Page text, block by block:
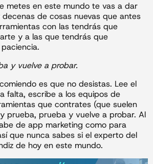
metes en este mundo te vas a dar
de cosas nuevas que antes
con las tendrás que
y a las que tendrás que
y vuelve a probar.
es que no desistas. Lee el
falta, escribe a los equipos de
que contrates (que suelen
prueba, prueba y vuelve a probar. Al
de app marketing como para
que nunca sabes si el experto del
de hoy en este mundo.